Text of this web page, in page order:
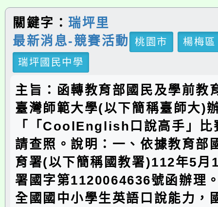
關鍵字： 瑞坪里
最新消息-競賽活動
桃園市
楊梅區
瑞坪國民中學
主旨：函轉教育部國民及學前教
臺灣師範大學(以下簡稱臺師大)
「「CoolEnglish口說高手」比
請查照。說明：一、依據教育部
育署(以下簡稱國教署)112年5月
署國字第1120064636號函辦理
全國國中小學生英語口說能力，